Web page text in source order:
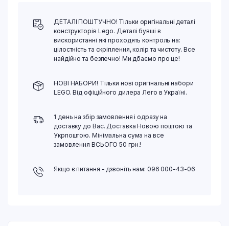
ДЕТАЛІ ПОШТУЧНО! Тільки оригінальні деталі
конструкторів Lego. Деталі бувші в
вискористанні які проходять контроль на:
цілостність та скріплення, колір та чистоту. Все
найдійно та безпечно! Ми дбаємо про це!
НОВІ НАБОРИ! Тільки нові оригінальні набори
LEGO. Від офіційного дилера Лего в Україні.
1 день на збір замовлення і одразу на
доставку до Вас. Доставка Новою поштою та
Укрпоштою. Мінімальна сума на все
замовлення ВСЬОГО 50 грн.!
Якщо є питання - дзвоніть нам: 096 000-43-06